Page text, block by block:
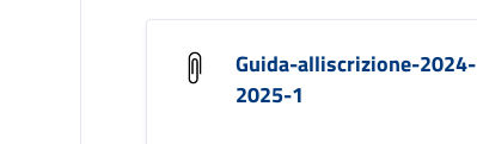
Guida-alliscrizione-2024-
2025-1